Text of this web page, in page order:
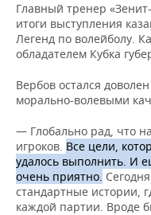
БИЗНЕС-БРАНЧИ
ONLINE-
ОТКРЫТАЯ ЛЕКЦИЯ
ФУТБОЛ
ХОККЕЙ
БАСКЕТБОЛ
ВОЛЕЙБОЛ
КИБЕРСПОРТ
ФИГУРНОЕ КАТАНИЕ
НОВОСТИ
ВЛАСТЬ
ИНФРАСТРУКТУРА
ИСТОРИЯ
КУЛЬТУРА
МЕДИЦИНА
ФОТОГАЛЕРЕЯ
СЮЖЕТЫ
СПРАВОЧНИК
СПИСОК ПЕРСОН
СПИСОК КОМПАНИЙ
ПОЛНАЯ ВЕРСИЯ
Главный тренер
итоги выступления
Легенд по волейболу.
обладателем Кубка
Вербов остался
морально-волевыми
— Глобально рад, что
игроков. Все цели,
удалось выполнить. И
очень приятно.
стандартные истории,
каждой партии. Вроде